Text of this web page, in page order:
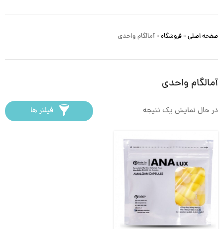
صفحه اصلی » فروشگاه » آمالگام واحدی
آمالگام واحدی
در حال نمایش یک نتیجه فیلتر ها